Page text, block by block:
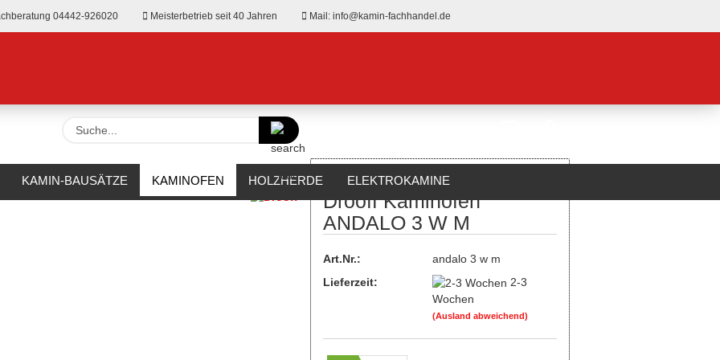
04442-926020 Meisterbetrieb seit 40 Jahren Mail: info@kamin-fachhandel.de
Suche...
KAMIN-BAUSÄTZE KAMINOFEN HOLZHERDE ELEKTROKAMINE
Drooff Kaminofen
ANDALO 3 W M
Art.Nr.:
andalo 3 w m
Lieferzeit:
2-3
Wochen
(Ausland abweichend)